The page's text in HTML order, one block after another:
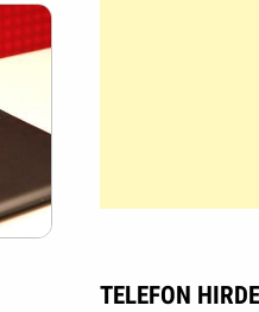
TELEFON